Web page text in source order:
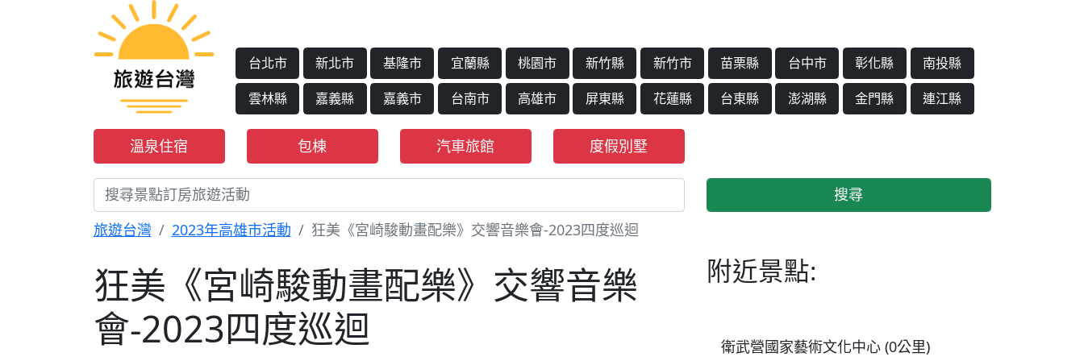
台北市 新北市 基隆市 宜蘭縣 桃園市 新竹縣 新竹市 苗栗縣 台中市 彰化縣
南投縣
雲林縣
嘉義縣 嘉義市 台南市 高雄市 屏東縣 花蓮縣 台東縣 澎湖縣 金門縣 連江縣
溫泉住宿 包棟 汽車旅館 度假別墅
搜尋
旅遊台灣
2023年高雄市活動 狂美《宮崎駿動畫配樂》交響音樂會-2023四度巡迴
狂美《宮崎駿動畫配樂》交響音樂
會-2023四度巡迴
附近景點:
衛武營國家藝術文化中心 (0公里)